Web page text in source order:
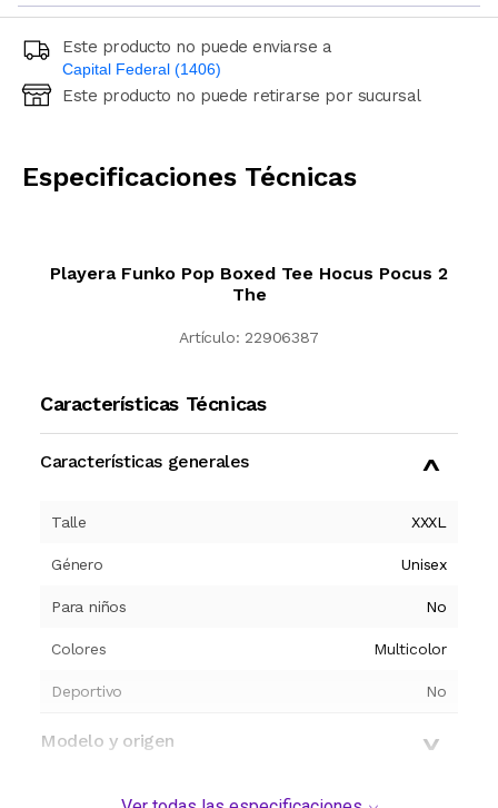
Este producto no puede enviarse a
Capital Federal (1406)
Ingresá código postal (sólo números)
Este producto no puede retirarse por sucursal
Especificaciones Técnicas
Playera Funko Pop Boxed Tee Hocus Pocus 2
The
Artículo: 22906387
Características Técnicas
Características generales
Talle XXXL
Género Unisex
Para niños No
Colores Multicolor
Deportivo No
Modelo y origen